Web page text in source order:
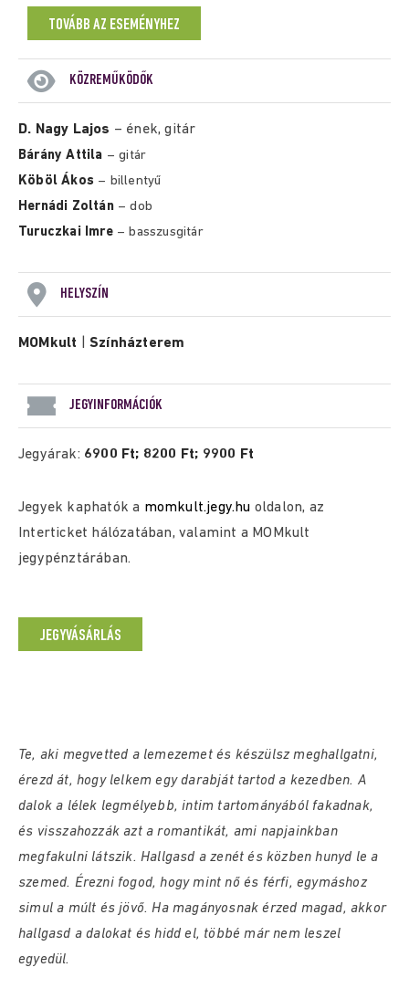
TOVÁBB AZ ESEMÉNYHEZ
KÖZREMŰKÖDŐK
D. Nagy Lajos – ének, gitár
Bárány Attila – gitár
Köböl Ákos – billentyű
Hernádi Zoltán– dob
Turuczkai Imre– basszusgitár
HELYSZÍN
MOMkult |Színházterem
JEGYINFORMÁCIÓK
Jegyárak: 6900 Ft; 8200 Ft; 9900 Ft
Jegyek kaphatók a momkult.jegy.hu oldalon, az
Interticket hálózatában, valamint a MOMkult
jegypénztárában.
JEGYVÁSÁRLÁS
Te, aki megvetted a lemezemet és készülsz meghallgatni,
érezd át, hogy lelkem egy darabját tartod a kezedben. A
dalok a lélek legmélyebb, intim tartományából fakadnak,
és visszahozzák azt a romantikát, ami napjainkban
megfakulni látszik. Hallgasd a zenét és közben hunyd le a
szemed. Érezni fogod, hogy mint nő és férfi, egymáshoz
simul a múlt és jövő. Ha magányosnak érzed magad, akkor
hallgasd a dalokat és hidd el, többé már nem leszel
egyedül.